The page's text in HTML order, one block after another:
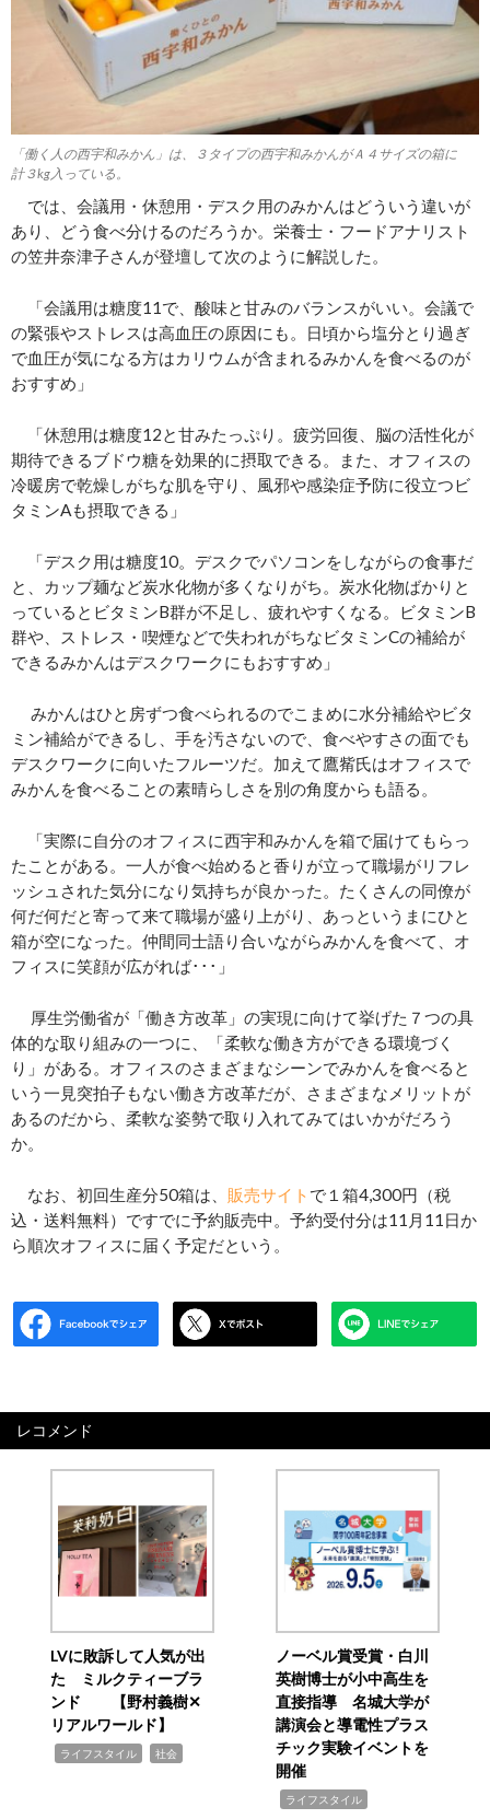
「働く人の西宇和みかん」は、３タイプの西宇和みかんがＡ４サイズの箱に
計３kg入っている。
では、会議用・休憩用・デスク用のみかんはどういう違いが
あり、どう 食べ分けるのだろうか。栄養士・フードアナリスト
の笠井奈津子さんが登壇して次のように解説 した。
「会議用は糖度11で、酸味と甘みのバランスがいい。会議で
の緊張やストレスは高血圧の原因に も 。
日頃から塩分とり過ぎ
で血圧が気になる方はカリウムが含まれるみかんを食べるのが
おすすめ」
「休憩用は糖度12と甘みたっぷり。疲労回復、脳の活性化が
期待できるブドウ糖を効果的に摂取できる。また、オフィスの
冷暖房で乾燥しがちな肌を守り、風邪や感染症予防に役立つビ
タミンAも摂取できる」
「デスク用は糖度10。デスクでパソコンをしながらの食事だ
と、カップ麺など炭水化物が多くなりがち。炭水化物ばかりと
っているとビタミンB群が不足し、疲れやすくなる。ビタミンB
群や、ストレス・喫煙などで失われがちなビタミンCの補給が
できるみかんはデスクワークにもおすすめ」
みかんはひと房ずつ食べられるのでこまめに水分補給やビタ
ミン補給ができる し 手を汚さないので、 食べやすさの面でも
デスクワークに向いたフルーツだ。 加えて鷹觜氏はオフィスで
みかんを食べる ことの素晴らしさ を別の角度からも語る 。
「実際に 自分のオフィスに西宇和みかんを箱で届けてもら っ
たことがある 。 一人が食べ始めると香りが立って職場がリフレ
ッシュされた気分にな り気持ちが良かった 。 たくさんの同僚が
何だ何だと寄って来て職場が盛り上がり、あっというまにひと
箱が空になった。 仲間同士語り合いながらみかんを食べて、オ
フィスに笑顔が広がれば･･･ 」
厚生労働省が「働き方改革」の実現に向けて挙げた７つの具
体的な取り組みの一つに、「柔軟な働き方ができる環境づく
り」がある。オフィスのさまざまなシーンでみかんを食べると
いう一見突拍子もない働き方改革だが、さまざまなメリットが
あるのだから、柔軟な姿勢で取り入れてみてはいかがだろう
か。
なお、 初回生産分50箱は、 販売サイト で１箱4,300円（税
込・送料無料）ですでに予約販売中 。 予約受付分は11月11日か
ら順次オフィスに届く予定だという。
レコメンド
LVに敗訴して人気が出
た ミルクティーブラ
ンド 【野村義樹✕
リアルワールド】
ライフスタイル 社会
ノーベル賞受賞・白川
英樹博士が小中高生を
直接指導 名城大学が
講演会と導電性プラス
チック実験イベントを
開催
ライフスタイル